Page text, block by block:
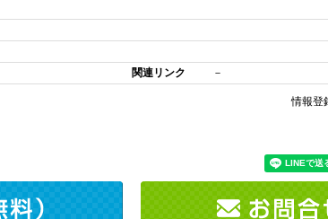
関連リンク －
情報登